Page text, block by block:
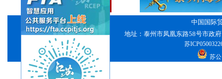
中国国际
地址：泰州市凤凰东路58号市政
苏
苏公